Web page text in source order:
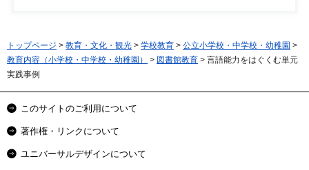
トップページ > 教育・文化・観光 > 学校教育 > 公立小学校・中学校・幼稚園 >
教育内容（小学校・中学校・幼稚園）
> 図書館教育 > 言語能力をはぐくむ単元
実践事例
このサイトのご利用について
著作権・リンクについて
ユニバーサルデザインについて